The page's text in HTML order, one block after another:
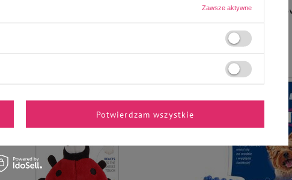
Cooper & Pals Piszcząca
Zawsze aktywne
Potwierdzam wszystkie